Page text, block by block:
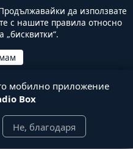
да използвате
с нашите правила относно
„бисквитки“.
мобилно приложение
Box
Не, благодаря